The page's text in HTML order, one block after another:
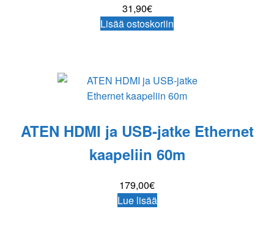
31,90€
Lisää ostoskoriin
ATEN HDMI ja USB-jatke Ethernet
kaapeliin 60m
179,00€
Lue lisää